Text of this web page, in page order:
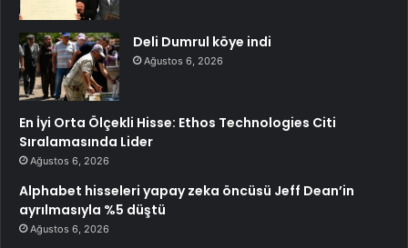
Deli Dumrul köye indi
Ağustos 6, 2026
En İyi Orta Ölçekli Hisse: Ethos Technologies Citi
Sıralamasında Lider
Ağustos 6, 2026
Alphabet hisseleri yapay zeka öncüsü Jeff Dean’in
ayrılmasıyla %5 düştü
Ağustos 6, 2026